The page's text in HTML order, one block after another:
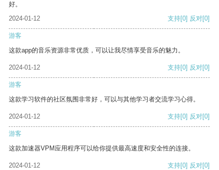
好。
2024-01-12
支持[0] 反对[0]
游客
这款app的音乐资源非常优质，可以让我尽情享受音乐的魅力。
2024-01-12 支持[0] 反对[0]
游客
这款学习软件的社区氛围非常好，可以与其他学习者交流学习心得。
2024-01-12 支持[0] 反对[0]
游客
这款加速器VPM应用程序可以给你提供最高速度和安全性的连接。
2024-01-12 支持[0] 反对[0]